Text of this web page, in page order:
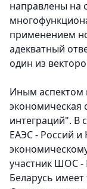
направлены на
применением
адекватный
один из
Иным аспектом
экономическая
интеграций". В
ЕАЭС - Россий и
участник ШОС -
Беларусь